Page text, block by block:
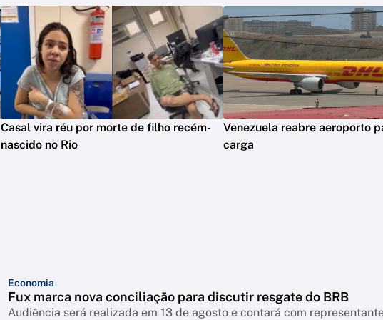
Casal vira réu por morte de filho recém-
nascido no Rio
Venezuela reabre aeroporto
carga
Economia
Fux marca nova conciliação para discutir resgate do BRB
Audiência será realizada em 13 de agosto e contará com